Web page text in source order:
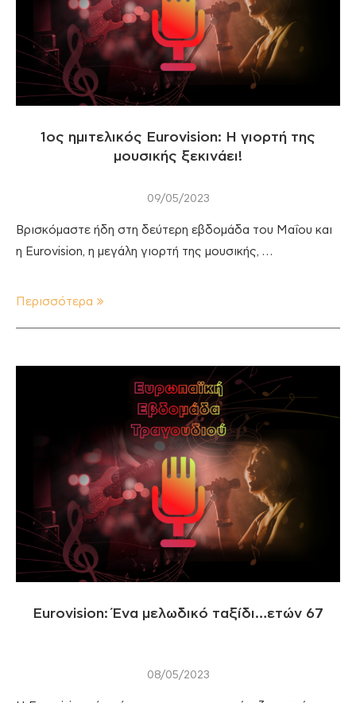
1ος ημιτελικός Eurovision: H γιορτή της
μουσικής ξεκινάει!
09/05/2023
Βρισκόμαστε ήδη στη δεύτερη εβδομάδα του Μαΐου και
η Eurovision, η μεγάλη γιορτή της μουσικής, …
Περισσότερα
Eurovision: Ένα μελωδικό ταξίδι…ετών 67
08/05/2023